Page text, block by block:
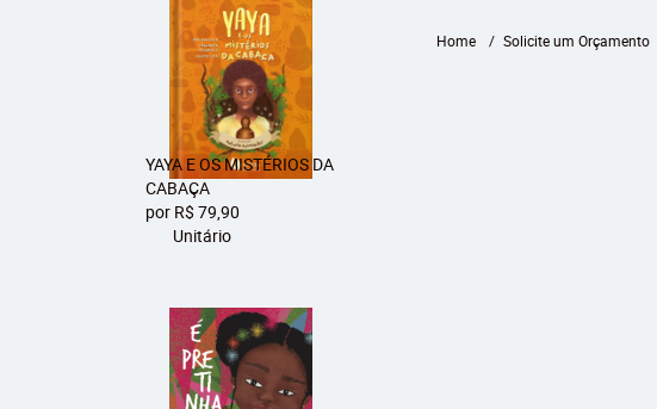
YAYA E OS MISTÉRIOS DA
CABAÇA
por R$ 79,90
Unitário
Home Solicite um Orçamento